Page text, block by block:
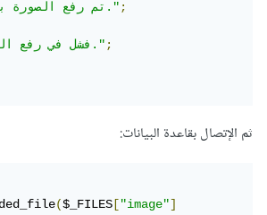
"تم رفع الصورة بنجاح.";
"فشل في رفع الصورة.";
ثم الإتصال بقاعدة البيانات:
($_FILES ["image"]